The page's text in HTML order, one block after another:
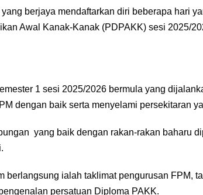
berjaya mendaftarkan diri beberapa hari
Awal Kanak-Kanak (PDPAKK) sesi 2025/
1 sesi 2025/2026 bermula yang
dengan baik serta menyelami persekitaran
yang baik dengan rakan-rakan baharu
berlangsung ialah taklimat pengurusan FPM,
persatuan Diploma PAKK.